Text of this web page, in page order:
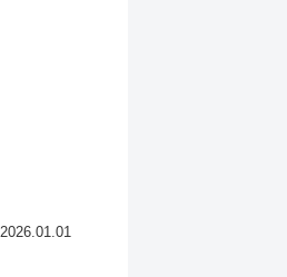
2026.01.01